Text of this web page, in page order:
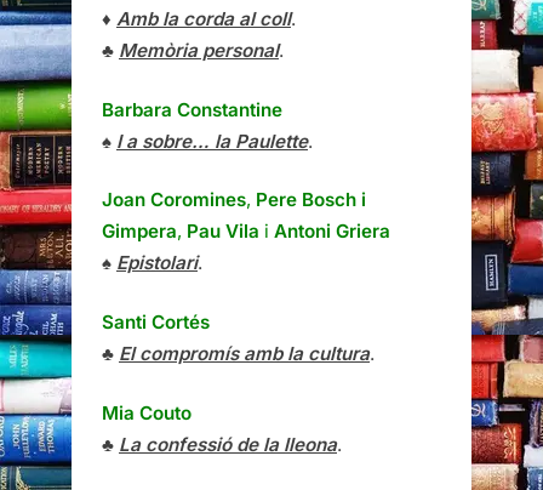
♦ Amb la corda al coll.
♣ Memòria personal.
Barbara Constantine
♠ I a sobre… la Paulette.
Joan Coromines, Pere Bosch i
Gimpera, Pau Vila i Antoni Griera
♠ Epistolari.
Santi Cortés
♣ El compromís amb la cultura.
Mia Couto
♣ La confessió de la lleona.